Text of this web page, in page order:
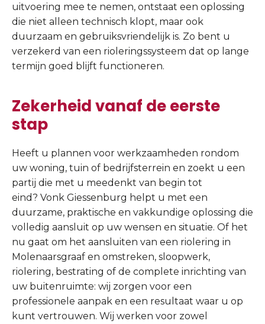
uitvoering mee te nemen, ontstaat een oplossing
die niet alleen technisch klopt, maar ook
duurzaam en gebruiksvriendelijk is. Zo bent u
verzekerd van een rioleringssysteem dat op lange
termijn goed blijft functioneren.
Zekerheid vanaf de eerste
stap
Heeft u plannen voor werkzaamheden rondom
uw woning, tuin of bedrijfsterrein en zoekt u een
partij die met u meedenkt van begin tot
eind? Vonk Giessenburg helpt u met een
duurzame, praktische en vakkundige oplossing die
volledig aansluit op uw wensen en situatie. Of het
nu gaat om het aansluiten van een riolering in
Molenaarsgraaf en omstreken, sloopwerk,
riolering, bestrating of de complete inrichting van
uw buitenruimte: wij zorgen voor een
professionele aanpak en een resultaat waar u op
kunt vertrouwen. Wij werken voor zowel